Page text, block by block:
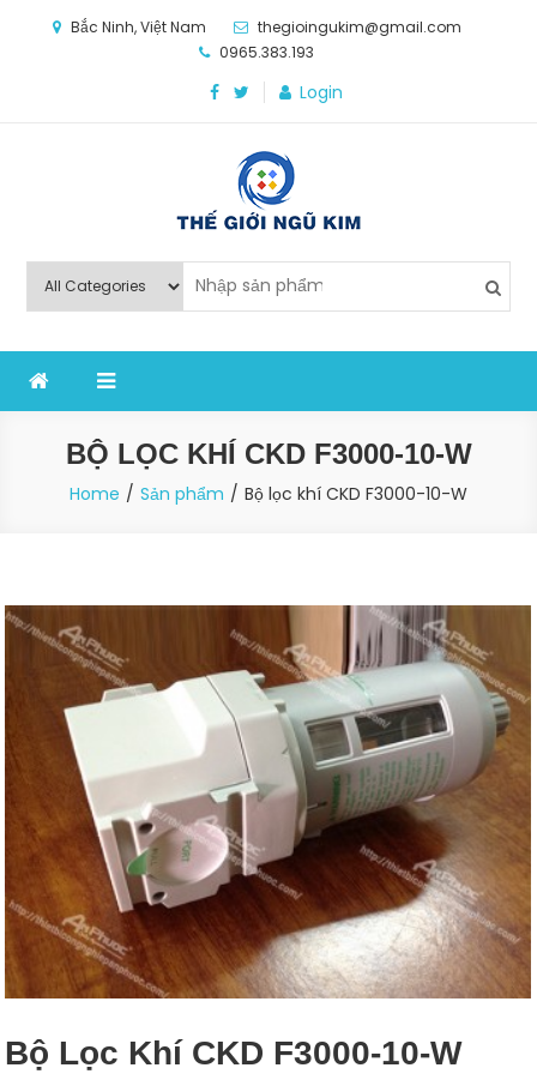
Bắc Ninh, Việt Nam
thegioingukim@gmail.com
0965.383.193
Login
Thế Giới Ngũ Kim
nghiệp sản xuất
BỘ LỌC KHÍ CKD F3000-10-W
Home Sản phẩm Bộ lọc khí CKD F3000-10-W
Bộ Lọc Khí CKD F3000-10-W